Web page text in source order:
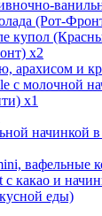
x2
x1